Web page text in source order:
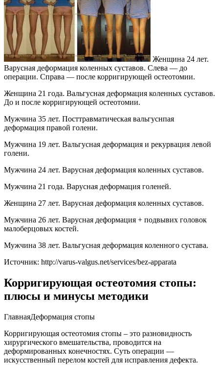
Женщина 24 лет.
Варусная деформация коленных суставов. Слева — до
операции. Справа — после корригирующей остеотомии.
Женщина 21 года. Вальгусная деформация коленных суставов.
До и после корригирующей остеотомии.
Мужчина 35 лет. Посттравматическая вальгуснпая
деформация правой голени.
Мужчина 19 лет. Вальгусная деформация и рекурвация левой
голени.
Мужчина 24 лет. Варусная деформация коленных суставов.
Мужчина 21 года. Варусная деформация голеней.
Женщина 27 лет. Варусная деформация коленных суставов.
Мужчина 26 лет. Варусная деформация + подвывих головок
малоберцовых костей.
Мужчина 38 лет. Вальгусная деформация коленного сустава.
Источник: http://varus-valgus.net/services/bez-apparata
Корригирующая остеотомия стопы:
плюсы и минусы методики
ГлавнаяДеформация стопы
Корригирующая остеотомия стопы – это разновидность
хирургического вмешательства, проводится на
деформированных конечностях. Суть операции —
искусственный перелом костей для исправления дефекта.